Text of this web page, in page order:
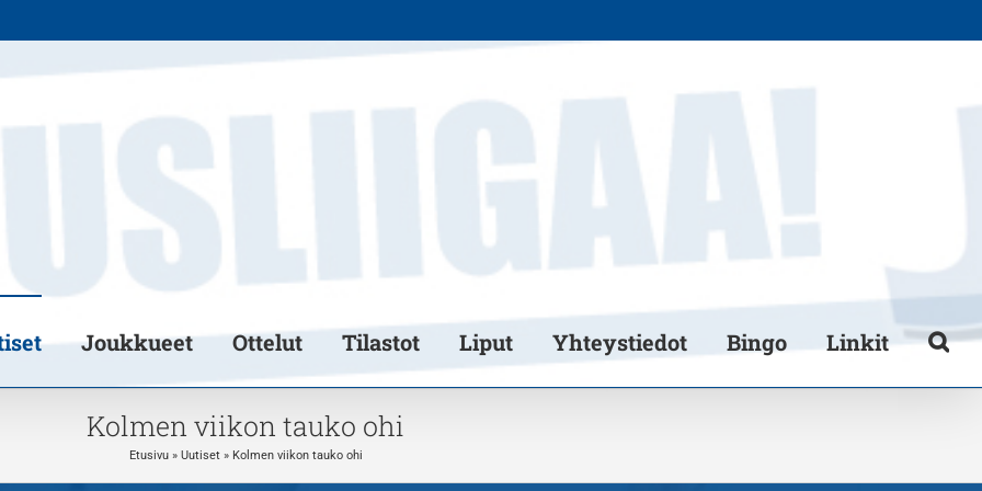
Joukkueet Ottelut Tilastot Liput Yhteystiedot Bingo Linkit
Kolmen viikon tauko ohi
Etusivu» Uutiset» Kolmen viikon tauko ohi